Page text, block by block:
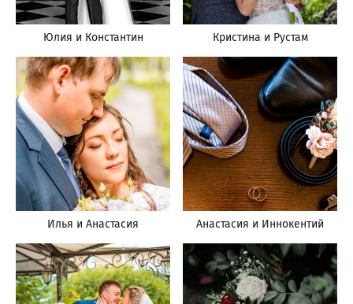
Юлия и Константин Кристина и Рустам
Илья и Анастасия Анастасия и Иннокентий